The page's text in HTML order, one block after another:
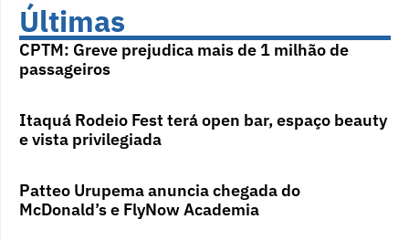
Últimas
CPTM: Greve prejudica mais de 1 milhão de
passageiros
Itaquá Rodeio Fest terá open bar, espaço beauty
e vista privilegiada
Patteo Urupema anuncia chegada do
McDonald’s e FlyNow Academia